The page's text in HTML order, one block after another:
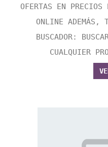
OFERTAS EN
ONLINE ADEMÁS,
BUSCADOR:
CUALQUIER